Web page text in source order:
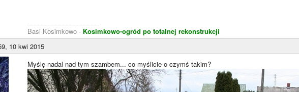
Basi Kosimkowo - Kosimkowo-ogród po totalnej rekonstrukcji
10 kwi 2015
Myślę nadal nad tym szambem... co myślicie o czymś takim?